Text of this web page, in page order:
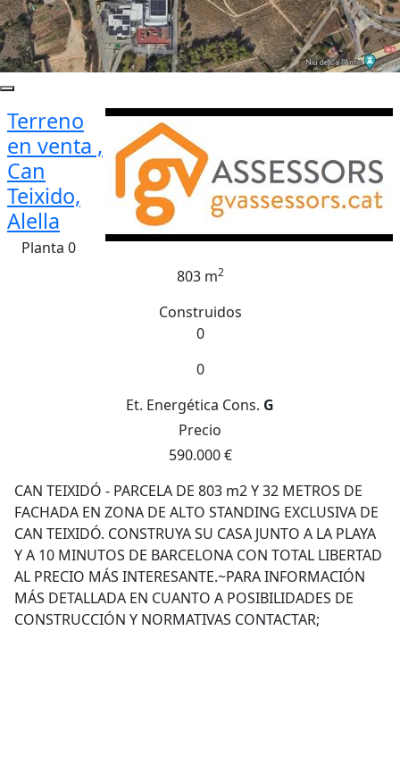
Terreno
en venta ,
Can
Teixido,
Alella
Planta 0
803 m2
Construidos
0
0
Et. Energética Cons. G
Precio
590.000 €
CAN TEIXIDÓ - PARCELA DE 803 m2 Y 32 METROS DE
FACHADA EN ZONA DE ALTO STANDING EXCLUSIVA DE
CAN TEIXIDÓ. CONSTRUYA SU CASA JUNTO A LA PLAYA
Y A 10 MINUTOS DE BARCELONA CON TOTAL LIBERTAD
AL PRECIO MÁS INTERESANTE.~PARA INFORMACIÓN
MÁS DETALLADA EN CUANTO A POSIBILIDADES DE
CONSTRUCCIÓN Y NORMATIVAS CONTACTAR;